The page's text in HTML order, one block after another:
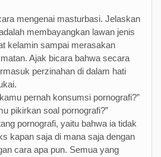
mengenai masturbasi. Jelaskan
membayangkan lawan jenis
kelamin sampai merasakan
Ajak bicara bahwa secara
perzinahan di dalam hati
pernah konsumsi pornografi?”
pikirkan soal pornografi?”
pornografi, yaitu bahwa ia tidak
kapan saja di mana saja dengan
cara apa pun. Semua yang